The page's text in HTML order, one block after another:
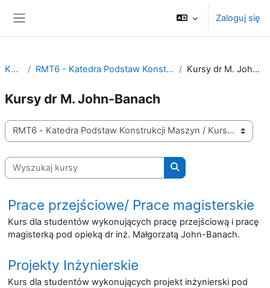
Zaloguj się
Kursy RMT6 - Katedra Podstaw Konstrukcji Maszyn Kursy dr M. John-Banach
Kursy dr M. John-Banach
Kategorie kursów
Wyszukaj kursy
Wyszukaj kursy
Prace przejściowe/ Prace magisterskie
Kurs dla studentów wykonujących pracę przejściową i pracę
magisterką pod opieką dr inż. Małgorzatą John-Banach.
Projekty Inżynierskie
Kurs dla studentów wykonujących projekt inżynierski pod